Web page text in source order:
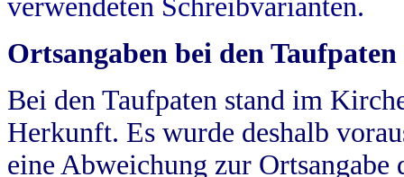
verwendeten Schreibvarianten.
Ortsangaben bei den Taufpaten
Bei den Taufpaten stand im
Herkunft. Es wurde deshalb
eine Abweichung zur